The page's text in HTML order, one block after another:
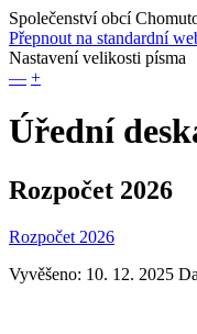
Společenství obcí
Přepnout na standardní
Nastavení velikosti písma
— +
Úřední
Rozpočet 2026
Rozpočet 2026
Vyvěšeno: 10. 12. 2025